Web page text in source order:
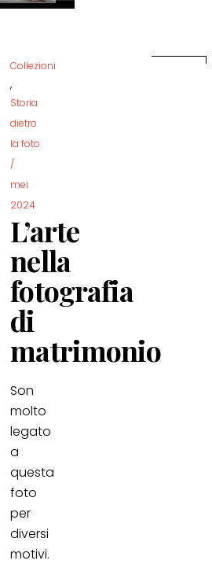
Collezioni
,
Storia
dietro
la foto
/
mei
2024
L’arte
nella
fotografia
di
matrimonio
Son
molto
legato
a
questa
foto
per
diversi
motivi.